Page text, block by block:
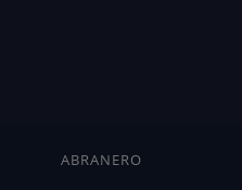
ABRANERO